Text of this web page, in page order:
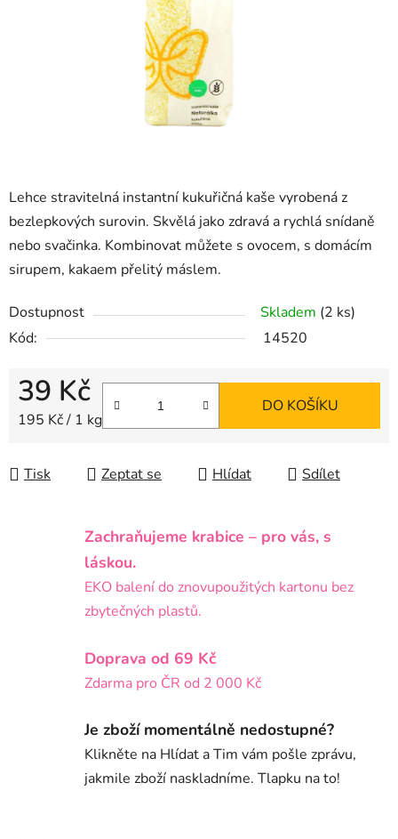
Lehce stravitelná instantní kukuřičná kaše vyrobená z
bezlepkových surovin. Skvělá jako zdravá a rychlá snídaně
nebo svačinka. Kombinovat můžete s ovocem, s domácím
sirupem, kakaem přelitý máslem.
Dostupnost Skladem (2 ks)
Kód:
14520
39 Kč
Měrná cena:
195 Kč / 1 kg
DO KOŠÍKU
Tisk Zeptat se Hlídat Sdílet
Zachraňujeme krabice – pro vás, s
láskou.
EKO balení do znovupoužitých kartonu bez
zbytečných plastů.
Doprava od 69 Kč
Zdarma pro ČR od 2 000 Kč
Je zboží momentálně nedostupné?
Klikněte na Hlídat a Tim vám pošle zprávu,
jakmile zboží naskladníme. Tlapku na to!